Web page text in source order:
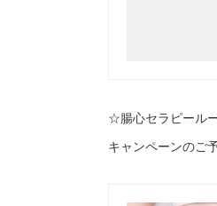
☆腸心セラピール
キャンペーンのご